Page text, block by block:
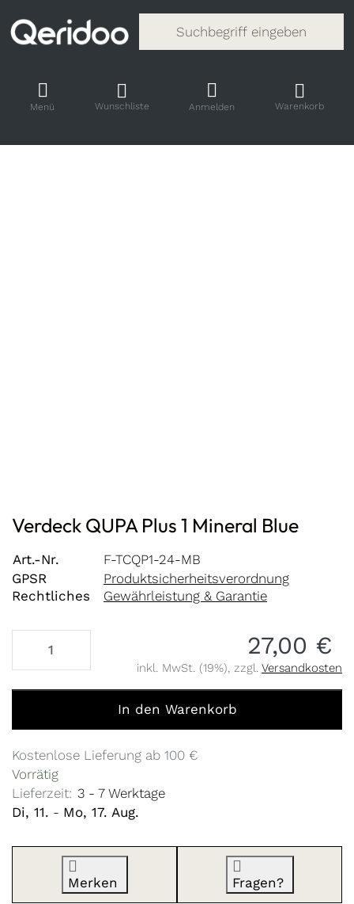
Menü Wunschliste Anmelden Warenkorb
Verdeck QUPA Plus 1 Mineral Blue
Art.-Nr.
F-TCQP1-24-MB
GPSR
Produktsicherheitsverordnung
Rechtliches
Gewährleistung & Garantie
27,00 €
inkl. MwSt. (19%), zzgl. Versandkosten
In den Warenkorb
Kostenlose Lieferung ab 100 €
Vorrätig
Lieferzeit: 3 - 7 Werktage
Di, 11. - Mo, 17. Aug.
Merken Fragen?